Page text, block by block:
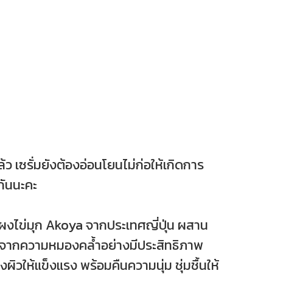
เซรั่มยังต้องอ่อนโยนไม่ก่อให้เกิดการ
นะคะ
งไข่มุก Akoya จากประเทศญี่ปุ่น ผสาน
กความหมองคล้ำอย่างมีประสิทธิภาพ
วให้แข็งแรง พร้อมคืนความนุ่ม ชุ่มชื้นให้